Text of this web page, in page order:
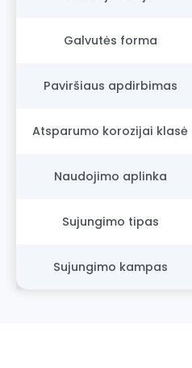
Galvutės forma
Paviršiaus apdirbimas
Atsparumo korozijai klasė
Naudojimo aplinka
Sujungimo tipas
Sujungimo kampas